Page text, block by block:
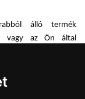
álló termék
vagy az Ön által